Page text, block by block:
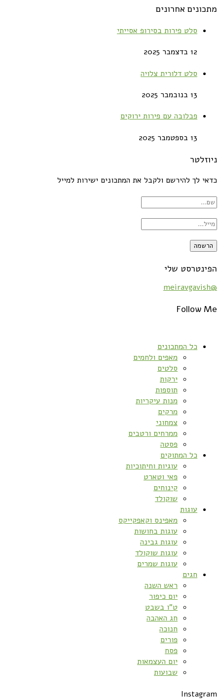
מתכונים אחרונים
סלט פירות בסירופ אסייתי
12 בדצמבר 2025
סלט דלורית צלויה
13 בנובמבר 2025
פבלובה עם פירות ירוקים
13 בספטמבר 2025
ניוזלטר
כדאי לך להירשם ולקבל את המתכונים ישירות למייל
הפינטרסט שלי
@meiravgavish
Follow Me
כל המתכונים
מאפים ולחמים
סלטים
ירקות
תוספות
מנות עיקריות
מרקים
צמחוני
ממרחים ורטבים
פסטה
כל המתוקים
עוגיות וחיתוכיות
פאי וטארט
קינוחים
שוקולד
עוגות
מאפינס וקאפקייקס
עוגות בחושות
עוגות גבינה
עוגות שוקולד
עוגות שמרים
חגים
ראש השנה
יום כיפור
ט”ו בשבט
חג האהבה
חנוכה
פורים
פסח
יום העצמאות
שבועות
Instagram